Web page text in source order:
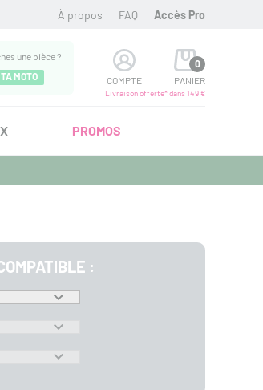
À propos FAQ Accès Pro
une pièce ?
MOTO
COMPTE
0
PANIER
Livraison offerte* dans 149 €
PROMOS
: